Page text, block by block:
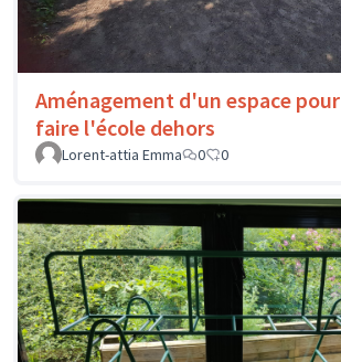
Aménagement d'un espace pour
faire l'école dehors
Lorent-attia Emma
0 0